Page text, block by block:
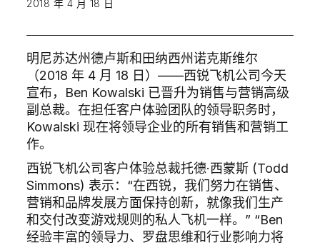
2018 年 4 月 18 日
明尼苏达州德卢斯和田纳西州诺克斯维尔
（2018 年 4 月 18 日）——西锐飞机公司今天
宣布，Ben Kowalski 已晋升为销售与营销高级
副总裁。在担任客户体验团队的领导职务时，
Kowalski 现在将领导企业的所有销售和营销工
作。
西锐飞机公司客户体验总裁托德·西蒙斯 (Todd
Simmons) 表示：“在西锐，我们努力在销售、
营销和品牌发展方面保持创新，就像我们生产
和交付改变游戏规则的私人飞机一样。” “Ben
经验丰富的领导力、罗盘思维和行业影响力将